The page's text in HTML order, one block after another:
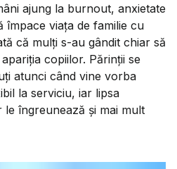
ajung la burnout, anxietate
împace viața de familie cu
că mulți s-au gândit chiar să
copiilor. Părinții se
atunci când vine vorba
la serviciu, iar lipsa
îngreunează și mai mult